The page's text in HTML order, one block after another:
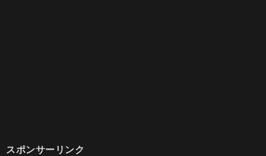
スポンサーリンク